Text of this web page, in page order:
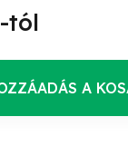
-tól
A